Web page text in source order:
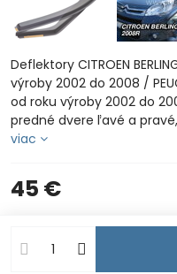
Deflektory CITROEN
výroby 2002 do 2008 /
od roku výroby 2002 do
predné dvere ľavé a
viac
45 €